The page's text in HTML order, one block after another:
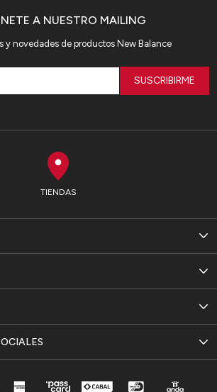
TIENDAS
A NUESTRO MAILING
y novedades de productos New Balance
SUSCRIBIRME